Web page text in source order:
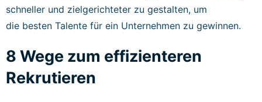
schneller und zielgerichteter zu gestalten, um
die besten Talente für ein Unternehmen zu gewinnen.
8 Wege zum effizienteren
Rekrutieren